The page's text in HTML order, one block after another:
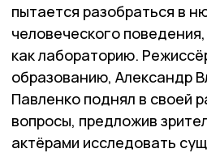
пытается разобраться в
человеческого
как лабораторию.
образованию, Александр
Павленко поднял в своей
вопросы, предложив
актёрами исследовать